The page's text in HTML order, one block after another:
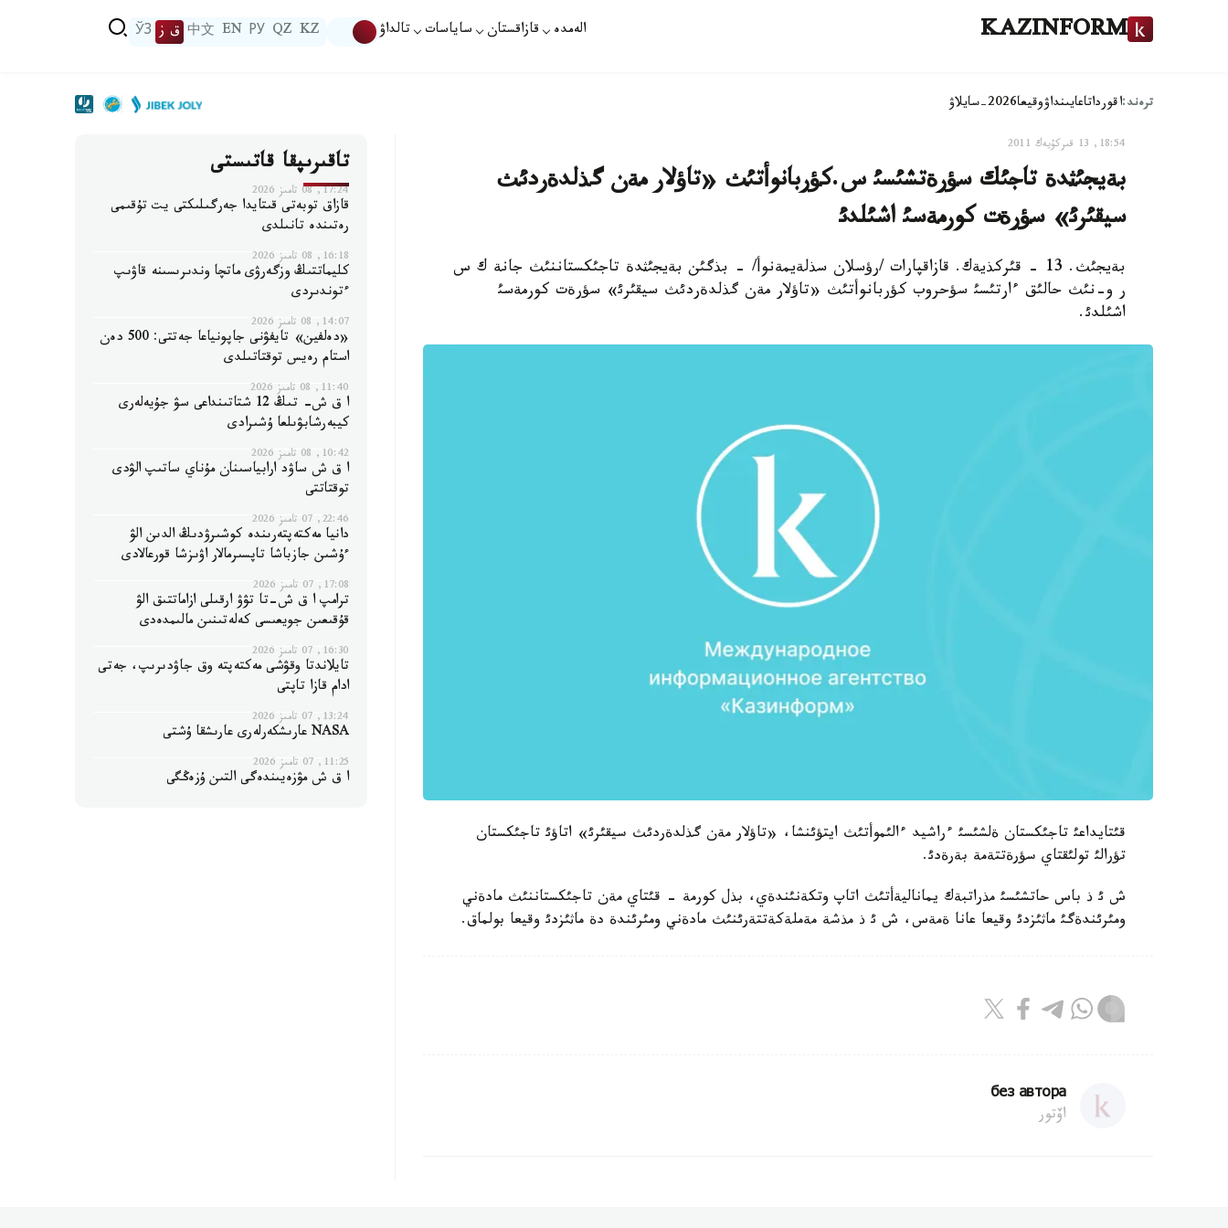
KAZINFORM الەمدە قازاقستان ساياسات تالداۋ KZ
QZ
РУ
EN
中文 ق ز ЎЗ
ترەند:اقورداتاعايىنداۋوقيعا2026-سايلاۋ
18:54, 13 قىركۇيەك 2011
بةيجئثدة تاجئك سؤرةتشئسئ س.كؤربانوأتئث «تاؤلار مةن گذلدةردئث
سيقئرئ» سؤرةت كورمةسئ اشئلدئ
بةيجئث. 13 - قئركذيةك. قازاقپارات /رؤسلان سذلةيمةنوأ/ - بذگئن بةيجئثدة تاجئكستاننئث جانة ك س
ر و-نئث حالئق ءارتئسئ سؤحروب كؤربانوأتئث «تاؤلار مةن گذلدةردئث سيقئرئ» سؤرةت كورمةسئ
اشئلدئ.
قئتايداعئ تاجئكستان ةلشئسئ ءراشيد ءالئموأتئث ايتؤئنشا، «تاؤلار مةن گذلدةردئث سيقئرئ» اتاؤئ تاجئكستان
تؤرالئ تولئقتاي سؤرةتتةمة بةرةدئ.
ش ئ ذ باس حاتشئسئ مذراتبةك يماناليةأتئث اتاپ وتكةنئندةي، بذل كورمة - قئتاي مةن تاجئكستاننئث مادةني
ومئرئندةگئ ماثئزدئ وقيعا عانا ةمةس، ش ئ ذ مذشة مةملةكةتتةرئنئث مادةني ومئرئندة دة ماثئزدئ وقيعا بولماق.
без автора
اۆتور
تاقىرىپقا قاتىستى
17:24, 08 تامىز 2026
قازاق توبەتى قىتايدا جەرگىلىكتى يت تۇقىمى
رەتىندە تانىلدى
16:18, 08 تامىز 2026
كليماتتىڭ وزگەرۋى ماتچا وندىرىسىنە قاۋىپ
ءتوندىردى
14:07, 08 تامىز 2026
«دەلفين» تايفۋنى جاپونياعا جەتتى: 500 دەن
استام رەيس توقتاتىلدى
11:40, 08 تامىز 2026
ا ق ش- تىڭ 12 شتاتىنداعى سۋ جۇيەلەرى
كيبەرشابۋىلعا ۇشىرادى
10:42, 08 تامىز 2026
ا ق ش ساۋد ارابياسىنان مۇناي ساتىپ الۋدى
توقتاتتى
22:46, 07 تامىز 2026
دانيا مەكتەپتەرىندە كوشىرۋدىڭ الدىن الۋ
ءۇشىن جازباشا تاپسىرمالار اۋىزشا قورعالادى
17:08, 07 تامىز 2026
ترامپ ا ق ش-تا تۋۋ ارقىلى ازاماتتىق الۋ
قۇقىعىن جويعىسى كەلەتىنىن مالىمدەدى
16:30, 07 تامىز 2026
تايلاندتا وقۋشى مەكتەپتە وق جاۋدىرىپ، جەتى
ادام قازا تاپتى
13:24, 07 تامىز 2026
NASA عارىشكەرلەرى عارىشقا ۇشتى
11:25, 07 تامىز 2026
ا ق ش مۋزەيىندەگى التىن ۇزەڭگى